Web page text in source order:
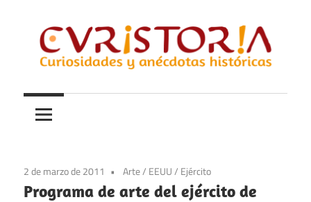
contenido
Curistoria
y
anécdotas
historia
2 de marzo de 2011 Arte/ EEUU/ Ejército
Programa de arte del ejército de